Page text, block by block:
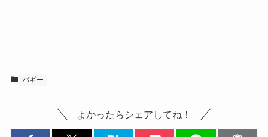
バギー
よかったらシェアしてね！